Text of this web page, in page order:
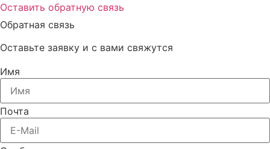
Оставить обратную связь
Обратная связь
Оставьте заявку и с вами свяжутся
Имя
Почта